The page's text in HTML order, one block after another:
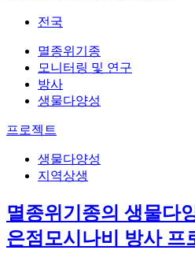
전국
멸종위기종
모니터링 및 연구
방사
생물다양성
프로젝트
생물다양성
지역상생
멸종위기종의 생물다
은점모시나비 방사 프